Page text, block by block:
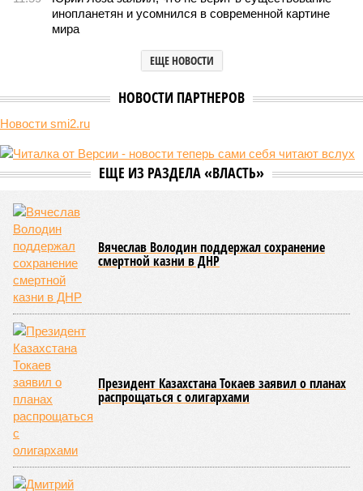
Природа постоянно вступает в противоречие с нами. Ведь пока
она стремится всё на планете держать в балансе, человечество
не особенно церемонится с окружающей средой. Самые
массовые катастрофы в прошлом – какими они были? Какие
ждут нас со дня на день и чем грозят?
Рассказ Стивена Кинга, в котором описывались
последствия очередного апокалипсиса, искусственно
этой мерзости». В реальной жизни участия пытливых
исследователей в организации конца света может не
понадобиться: природа сама разберётся, как и где
уменьшить масштабы человеческой популяции.
(фото: en.wikipedia.org)
Да, наша любимая маленькая планета может быть
единственной, где в пределах Солнечной системы есть
полноценная жизнь, но Земля также регулярно пытается
эту жизнь уничтожить. Так уж вышло, что внутренние
процессы на планете включают в себя всевозможные
геологические, метеорологические и физические явления,
которые для человека довольно опасны. Или попросту
смертельны. И вот несколько тому примеров.
Все стихии сразу